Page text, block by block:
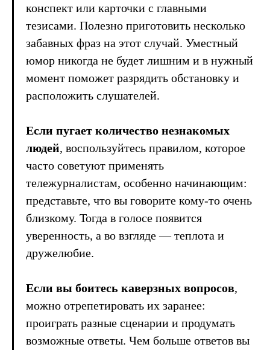
конспект или карточки с главными
тезисами. Полезно приготовить несколько
забавных фраз на этот случай. Уместный
юмор никогда не будет лишним и в нужный
момент поможет разрядить обстановку и
расположить слушателей.
Если пугает количество незнакомых
людей, воспользуйтесь правилом, которое
часто советуют применять
тележурналистам, особенно начинающим:
представьте, что вы говорите кому-то очень
близкому. Тогда в голосе появится
уверенность, а во взгляде — теплота и
дружелюбие.
Если вы боитесь каверзных вопросов,
можно отрепетировать их заранее:
проиграть разные сценарии и продумать
возможные ответы. Чем больше ответов вы